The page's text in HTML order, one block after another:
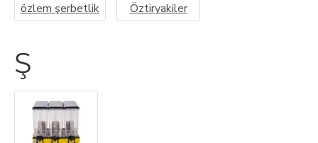
özlem şerbetlik Öztiryakiler
Ş